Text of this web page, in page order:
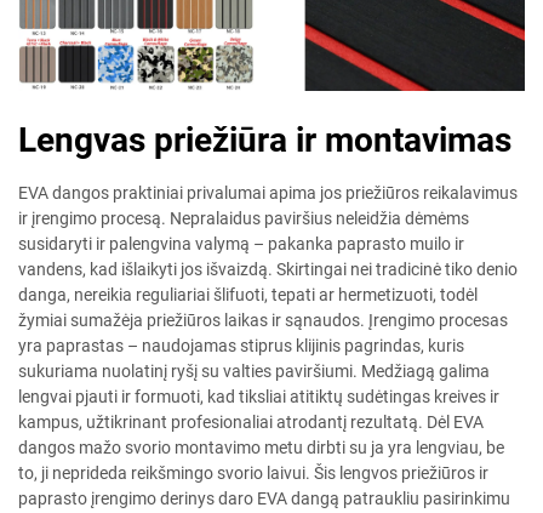
Lengvas priežiūra ir montavimas
EVA dangos praktiniai privalumai apima jos priežiūros reikalavimus
ir įrengimo procesą. Nepralaidus paviršius neleidžia dėmėms
susidaryti ir palengvina valymą – pakanka paprasto muilo ir
vandens, kad išlaikyti jos išvaizdą. Skirtingai nei tradicinė tiko denio
danga, nereikia reguliariai šlifuoti, tepati ar hermetizuoti, todėl
žymiai sumažėja priežiūros laikas ir sąnaudos. Įrengimo procesas
yra paprastas – naudojamas stiprus klijinis pagrindas, kuris
sukuriama nuolatinį ryšį su valties paviršiumi. Medžiagą galima
lengvai pjauti ir formuoti, kad tiksliai atitiktų sudėtingas kreives ir
kampus, užtikrinant profesionaliai atrodantį rezultatą. Dėl EVA
dangos mažo svorio montavimo metu dirbti su ja yra lengviau, be
to, ji neprideda reikšmingo svorio laivui. Šis lengvos priežiūros ir
paprasto įrengimo derinys daro EVA dangą patraukliu pasirinkimu